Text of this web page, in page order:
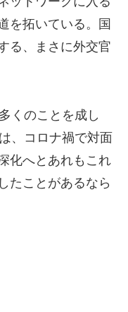
を拓いている。国
る、まさに外交官
くのことを成し
、コロナ禍で対面
化へとあれもこれ
たことがあるなら